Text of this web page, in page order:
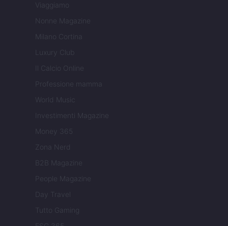
Viaggiamo
Nonne Magazine
Milano Cortina
Luxury Club
Il Calcio Online
Professione mamma
World Music
Investimenti Magazine
Money 365
Zona Nerd
B2B Magazine
People Magazine
Day Travel
Tutto Gaming